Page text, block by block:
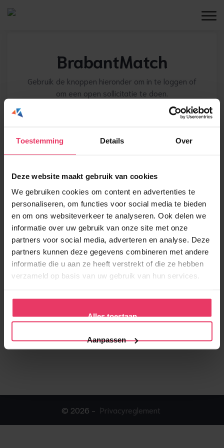
Toestemming Details Over
Deze website maakt gebruik van cookies
We gebruiken cookies om content en advertenties te
personaliseren, om functies voor social media te bieden
en om ons websiteverkeer te analyseren. Ook delen we
informatie over uw gebruik van onze site met onze
partners voor social media, adverteren en analyse. Deze
partners kunnen deze gegevens combineren met andere
informatie die u aan ze heeft verstrekt of die ze hebben
verzameld op basis van uw gebruik van hun services.
Alles toestaan
Aanpassen
BrabantMatch
Gebruik de knoppen hieronder om in te loggen of
om een open sollicitatie te doen.
© 2026 - Privacyreglement